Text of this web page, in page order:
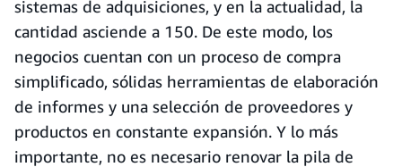
sistemas de adquisiciones, y en la actualidad, la
cantidad asciende a 150. De este modo, los
negocios cuentan con un proceso de compra
simplificado, sólidas herramientas de elaboración
de informes y una selección de proveedores y
productos en constante expansión. Y lo más
importante, no es necesario renovar la pila de